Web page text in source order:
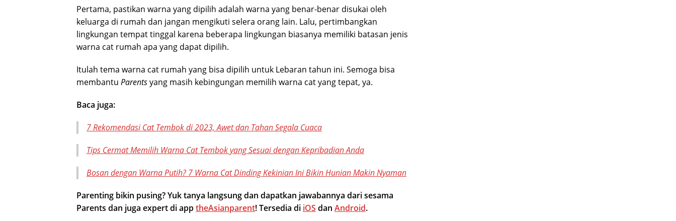
Pertama, pastikan warna yang dipilih adalah warna yang benar-benar disukai oleh
keluarga di rumah dan jangan mengikuti selera orang lain. Lalu, pertimbangkan
lingkungan tempat tinggal karena beberapa lingkungan biasanya memiliki batasan jenis
warna cat rumah apa yang dapat dipilih.
Itulah tema warna cat rumah yang bisa dipilih untuk Lebaran tahun ini. Semoga bisa
membantu Parentsyang masih kebingungan memilih warna cat yang tepat, ya.
Baca juga:
7 Rekomendasi Cat Tembok di 2023, Awet dan Tahan Segala Cuaca
Tips Cermat Memilih Warna Cat Tembok yang Sesuai dengan Kepribadian Anda
Bosan dengan Warna Putih? 7 Warna Cat Dinding Kekinian Ini Bikin Hunian Makin Nyaman
Parenting bikin pusing? Yuk tanya langsung dan dapatkan jawabannya dari sesama
Parents dan juga expert di apptheAsianparent! Tersedia di iOS dan Android.